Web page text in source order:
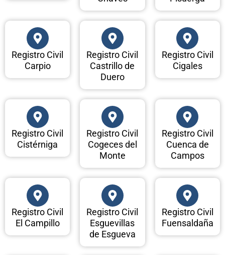
Registro Civil
Carpio
Registro Civil
Castrillo de
Duero
Registro Civil
Cigales
Registro Civil
Cistérniga
Registro Civil
Cogeces del
Monte
Registro Civil
Cuenca de
Campos
Registro Civil
El Campillo
Registro Civil
Esguevillas
de Esgueva
Registro Civil
Fuensaldaña